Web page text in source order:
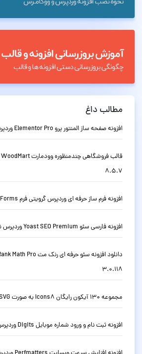
مطالب داغ
افزونه صفحه ساز المنتور پرو Elementor Pro وردپرس نسخه 4.2.1
8.5.7
افزونه فرم ساز حرفه ای وردپرس گرویتی فرم Gravity Forms نسخه 3.0.1
افزونه فارسی سئو Yoast SEO Premium وردپرس نسخه حرفه ای 28.2
3.0.118
مجموعه 130 آیکون رایگان Icons8 به صورت SVG
افزونه ثبت نام و ورود شماره موبایل Digits وردپرس نسخه 9.2